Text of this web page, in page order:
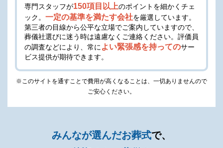
専門スタッフが150項目以上のポイントを細かくチェ
ック。 一定の基準を満たす会社を厳選しています。
第三者の目線から公平な立場でご案内していますので、
葬儀社選びに迷う時は遠慮なくご連絡ください。 評価員
の調査などにより、常に よい緊張感を持ってのサー
ビス提供が期待できます。
※このサイトを通すことで費用が高くなることは、一切ありませんので
ご安心ください。
みんなが選んだお葬式で、